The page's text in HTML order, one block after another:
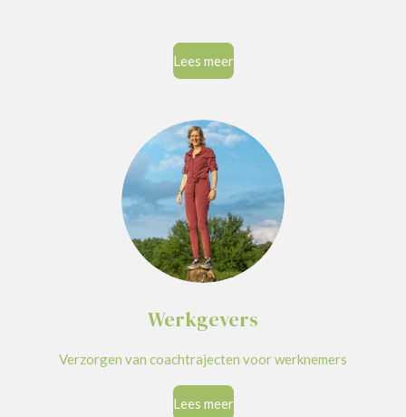
Lees meer
Werkgevers
Verzorgen van coachtrajecten voor werknemers
Lees meer